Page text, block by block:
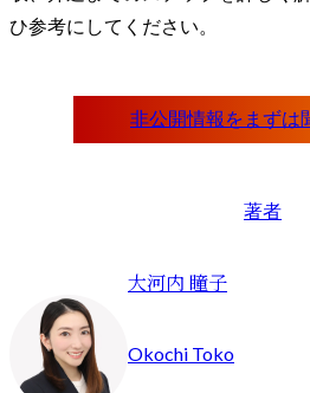
ひ参考にしてください。
著者
大河内 瞳子
Okochi Toko